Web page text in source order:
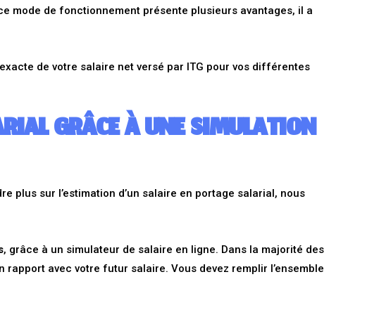
mode de fonctionnement présente plusieurs avantages, il a
de votre salaire net versé par ITG pour vos différentes
GRÂCE À UNE SIMULATION
plus sur l’estimation d’un salaire en portage salarial, nous
, grâce à un simulateur de salaire en ligne. Dans la majorité des
avec votre futur salaire. Vous devez remplir l’ensemble